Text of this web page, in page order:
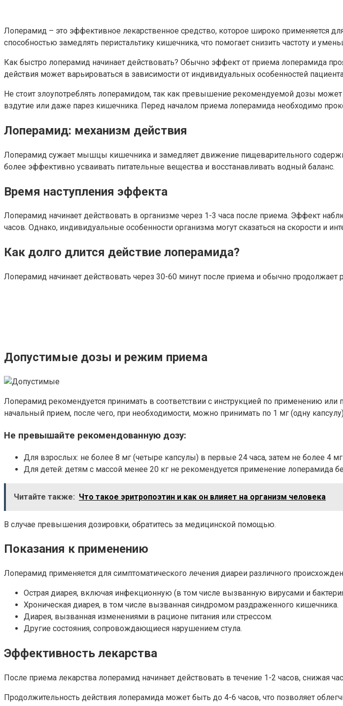
Лоперамид – это эффективное лекарственное средство, которое широко применяется
способностью замедлять перистальтику кишечника, что помогает снизить частоту и
Как быстро лоперамид начинает действовать? Обычно эффект от приема лоперамида
действия может варьироваться в зависимости от индивидуальных особенностей
Не стоит злоупотреблять лоперамидом, так как превышение рекомендуемой дозы
вздутие или даже парез кишечника. Перед началом приема лоперамида необходимо
Лоперамид: механизм действия
Лоперамид сужает мышцы кишечника и замедляет движение пищеварительного
более эффективно усваивать питательные вещества и восстанавливать водный баланс.
Время наступления эффекта
Лоперамид начинает действовать в организме через 1-3 часа после приема. Эффект
часов. Однако, индивидуальные особенности организма могут сказаться на скорости и
Как долго длится действие лоперамида?
Лоперамид начинает действовать через 30-60 минут после приема и обычно продолжает
Допустимые дозы и режим приема
Лоперамид рекомендуется принимать в соответствии с инструкцией по применению
начальный прием, после чего, при необходимости, можно принимать по 1 мг (одну
Не превышайте рекомендованную дозу:
Для взрослых: не более 8 мг (четыре капсулы) в первые 24 часа, затем не более 4
Для детей: детям с массой менее 20 кг не рекомендуется применение лоперамида
Читайте также: Что такое эритропоэтин и как он влияет на организм человека
В случае превышения дозировки, обратитесь за медицинской помощью.
Показания к применению
Лоперамид применяется для симптоматического лечения диареи различного
Острая диарея, включая инфекционную (в том числе вызванную вирусами и
Хроническая диарея, в том числе вызванная синдромом раздраженного кишечника.
Диарея, вызванная изменениями в рационе питания или стрессом.
Другие состояния, сопровождающиеся нарушением стула.
Эффективность лекарства
После приема лекарства лоперамид начинает действовать в течение 1-2 часов, снижая
Продолжительность действия лоперамида может быть до 4-6 часов, что позволяет